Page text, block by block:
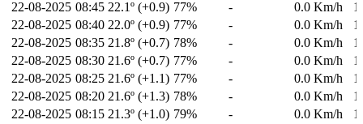
22-08-2025 08:45 22.1º (+0.9) 77% - 0.0 Km/h
22-08-2025 08:40 22.0º (+0.9) 77% - 0.0 Km/h
22-08-2025 08:35 21.8º (+0.7) 78% - 0.0 Km/h
22-08-2025 08:30 21.6º (+0.7) 77% - 0.0 Km/h
22-08-2025 08:25 21.6º (+1.1) 77% - 0.0 Km/h
22-08-2025 08:20 21.6º (+1.3) 78% - 0.0 Km/h
22-08-2025 08:15 21.3º (+1.0) 79% - 0.0 Km/h